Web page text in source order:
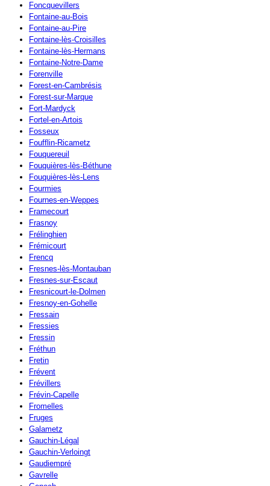
Foncquevillers
Fontaine-au-Bois
Fontaine-au-Pire
Fontaine-lès-Croisilles
Fontaine-lès-Hermans
Fontaine-Notre-Dame
Forenville
Forest-en-Cambrésis
Forest-sur-Marque
Fort-Mardyck
Fortel-en-Artois
Fosseux
Foufflin-Ricametz
Fouquereuil
Fouquières-lès-Béthune
Fouquières-lès-Lens
Fourmies
Fournes-en-Weppes
Framecourt
Frasnoy
Frélinghien
Frémicourt
Frencq
Fresnes-lès-Montauban
Fresnes-sur-Escaut
Fresnicourt-le-Dolmen
Fresnoy-en-Gohelle
Fressain
Fressies
Fressin
Fréthun
Fretin
Frévent
Frévillers
Frévin-Capelle
Fromelles
Fruges
Galametz
Gauchin-Légal
Gauchin-Verloingt
Gaudiempré
Gavrelle